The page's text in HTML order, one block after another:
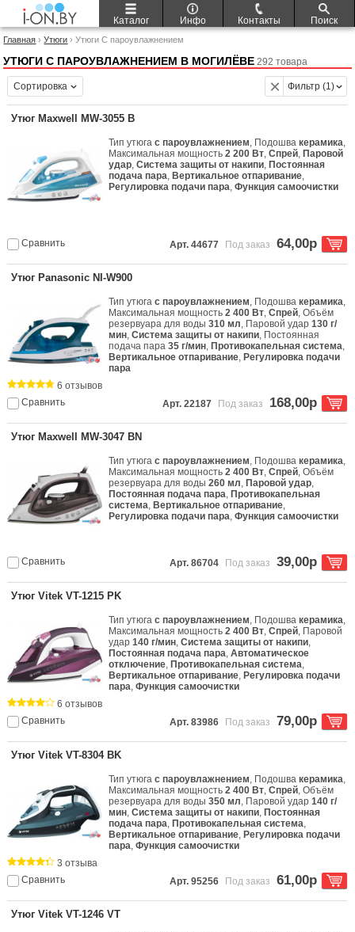
Каталог Инфо Контакты Поиск
Главная ›Утюги › Утюги С пароувлажнением
УТЮГИ С ПАРОУВЛАЖНЕНИЕМ В МОГИЛЁВЕ 292 товара
Сортировка Фильтр (1)
Утюг Maxwell MW-3055 B
Тип утюгас пароувлажнением, Подошвакерамика,
Максимальная мощность2 200 Вт,Спрей, Паровой
удар,Система защиты от накипи, Постоянная
подача пара, Вертикальное отпаривание,
Регулировка подачи пара,Функция самоочистки
Сравнить Арт. 44677 Под заказ 64,00р
Утюг Panasonic NI-W900
Тип утюгас пароувлажнением, Подошвакерамика,
Максимальная мощность2 400 Вт,Спрей, Объём
резервуара для воды310 мл, Паровой удар130 г/
мин,Система защиты от накипи, Постоянная
подача пара35 г/мин, Противокапельная система,
Вертикальное отпаривание, Регулировка подачи
пара
Сравнить
6 отзывов
Арт. 22187
Под заказ 168,00р
Утюг Maxwell MW-3047 BN
Тип утюгас пароувлажнением, Подошвакерамика,
Максимальная мощность2 400 Вт,Спрей, Объём
резервуара для воды260 мл, Паровой удар,
Постоянная подача пара, Противокапельная
система, Вертикальное отпаривание,
Регулировка подачи пара,Функция самоочистки
Сравнить Арт. 86704 Под заказ 39,00р
Утюг Vitek VT-1215 PK
Тип утюгас пароувлажнением, Подошвакерамика,
Максимальная мощность2 400 Вт,Спрей, Паровой
удар140 г/мин,Система защиты от накипи,
Постоянная подача пара,Автоматическое
отключение, Противокапельная система,
Вертикальное отпаривание, Регулировка подачи
пара,Функция самоочистки
Сравнить
6 отзывов
Арт. 83986
Под заказ 79,00р
Утюг Vitek VT-8304 BK
Тип утюгас пароувлажнением, Подошвакерамика,
Максимальная мощность2 400 Вт,Спрей, Объём
резервуара для воды350 мл, Паровой удар140 г/
мин,Система защиты от накипи, Постоянная
подача пара, Противокапельная система,
Вертикальное отпаривание, Регулировка подачи
пара,Функция самоочистки
Сравнить
3 отзыва
Арт. 95256
Под заказ 61,00р
Утюг Vitek VT-1246 VT